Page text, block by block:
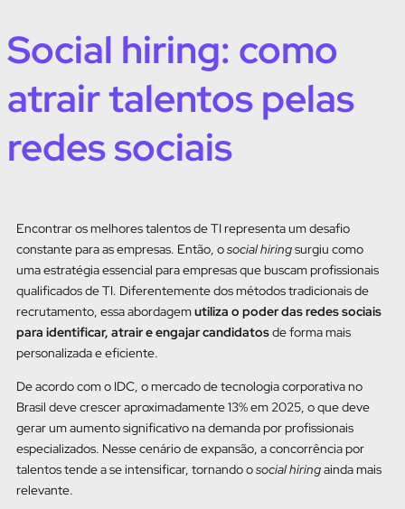
Social hiring: como
atrair talentos pelas
redes sociais
Encontrar os melhores talentos de TI representa um desafio
constante para as empresas. Então, osocial hiringsurgiu como
uma estratégia essencial para empresas que buscam profissionais
qualificados de TI. Diferentemente dos métodos tradicionais de
recrutamento, essa abordagemutiliza o poder das redes sociais
para identificar, atrair e engajar candidatosde forma mais
personalizada e eficiente.
De acordo com o IDC, o mercado de tecnologia corporativa no
Brasil deve crescer aproximadamente 13% em 2025, o que deve
gerar um aumento significativo na demanda por profissionais
especializados. Nesse cenário de expansão, a concorrência por
talentos tende a se intensificar, tornando osocial hiringainda mais
relevante.